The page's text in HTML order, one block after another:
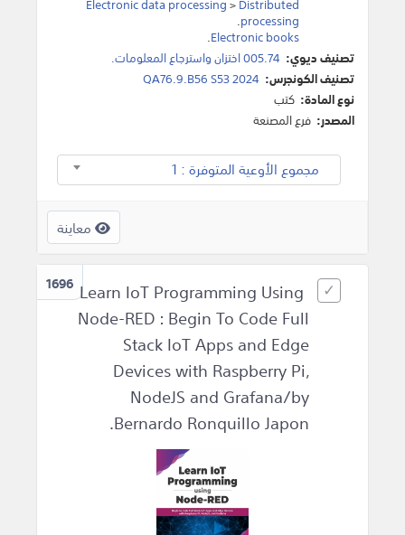
processing
.
Electronic books
.
تصنيف ديوي: 005.74 اختزان واسترجاع المعلومات.
تصنيف الكونجرس: QA76.9.B56 S53 2024
نوع المادة: كتب
المصدر: فرع المصنعة
مجموع الأوعية المتوفرة : 1
معاينة
1696 Learn IoT Programming Using
Node-RED : Begin To Code Full
Stack IoT Apps and Edge
Devices with Raspberry Pi,
NodeJS and Grafana/by
Bernardo Ronquillo Japon.